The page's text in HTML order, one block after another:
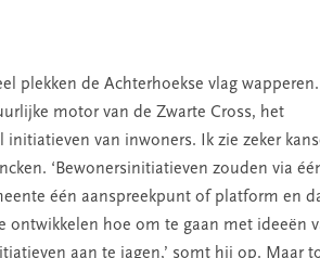
plekken de Achterhoekse vlag wapperen.
motor van de Zwarte Cross, het
van inwoners. Ik zie zeker
‘Bewonersinitiatieven zouden via
één aanspreekpunt of platform en
ontwikkelen hoe om te gaan met ideeën
aan te jagen,’ somt hij op. Maar